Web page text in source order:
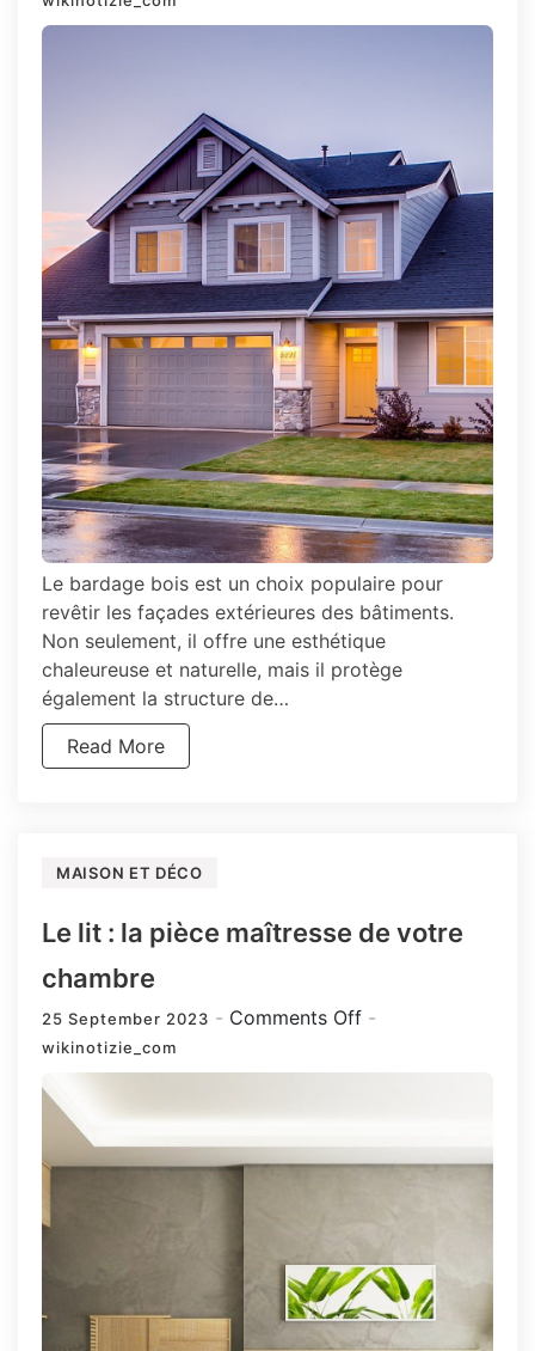
bois
options
Le bardage bois est un choix populaire pour
revêtir les façades extérieures des bâtiments.
Non seulement, il offre une esthétique
chaleureuse et naturelle, mais il protège
également la structure de…
Read More
MAISON ET DÉCO
Le lit : la pièce maîtresse de votre
chambre
25 September 2023 Comments Offon
lit
pièce
chambre
wikinotizie_com